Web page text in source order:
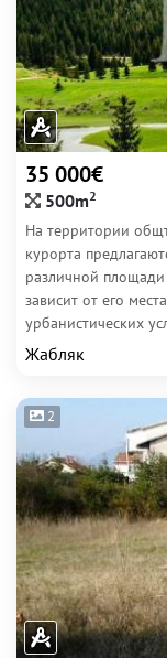
35 000€
500m2
На территории
курорта
различной площади
зависит от его
урбанистических
Жабляк
2